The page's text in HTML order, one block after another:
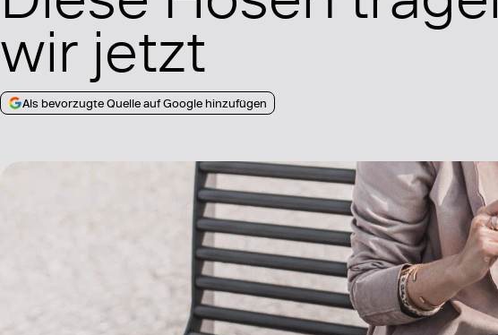
wir jetzt
Als bevorzugte Quelle auf Google hinzufügen